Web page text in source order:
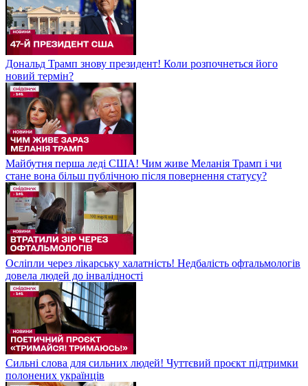
Дональд Трамп знову президент! Коли розпочнеться його
новий термін?
Майбутня перша леді США! Чим живе Меланія Трамп і чи
стане вона більш публічною після повернення статусу?
Осліпли через лікарську халатність! Недбалість офтальмологів
довела людей до інвалідності
Сильні слова для сильних людей! Чуттєвий проєкт підтримки
полонених українців